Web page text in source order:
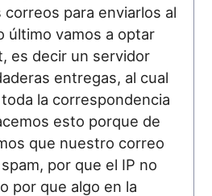
para enviarlos al
último vamos a optar
es decir un servidor
entregas, al cual
la correspondencia
esto porque de
que nuestro correo
por que el IP no
por que algo en la